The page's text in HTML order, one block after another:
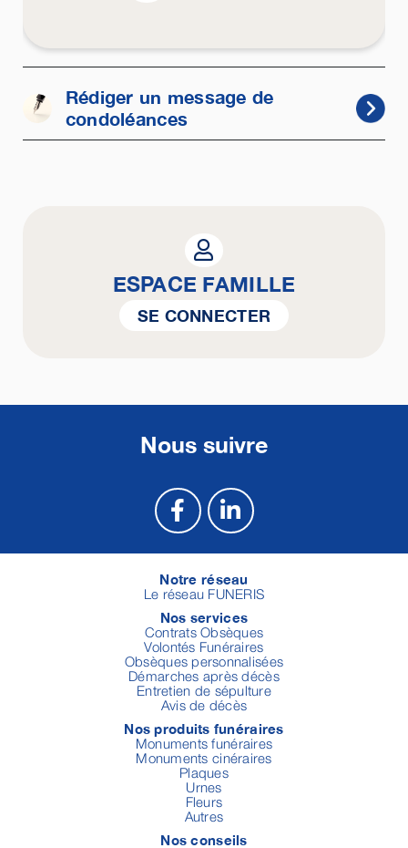
Rédiger un message de
condoléances
ESPACE FAMILLE
SE CONNECTER
Nous suivre
Notre réseau
Le réseau FUNERIS
Nos services
Contrats Obsèques
Volontés Funéraires
Obsèques personnalisées
Démarches après décès
Entretien de sépulture
Avis de décès
Nos produits funéraires
Monuments funéraires
Monuments cinéraires
Plaques
Urnes
Fleurs
Autres
Nos conseils